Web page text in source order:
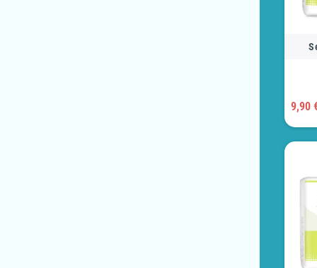
9,90